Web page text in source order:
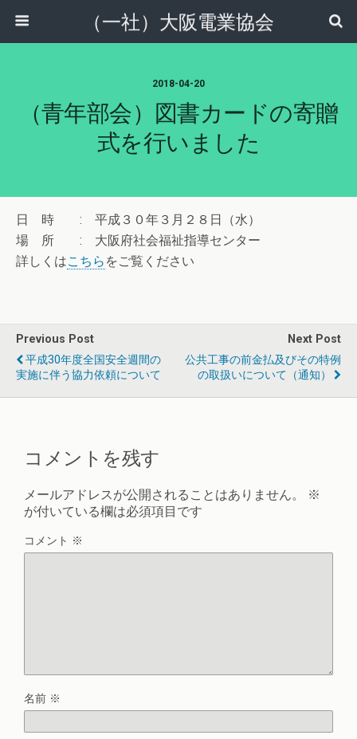
（一社）大阪電業協会
2018-04-20
（青年部会）図書カードの寄贈
式を行いました
日 時 : 平成３０年３月２８日（水）
場 所 : 大阪府社会福祉指導センター
詳しくはこちら をご覧ください
Previous Post
平成30年度全国安全週間の
実施に伴う協力依頼について
Next Post
公共工事の前金払及びその特例
の取扱いについて（通知）
コメントを残す
メールアドレスが公開されることはありません。
※
が付いている欄は必須項目です
コメント ※
名前 ※